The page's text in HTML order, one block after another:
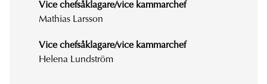
Vice chefsåklagare/vice kammarchef
Mathias Larsson
Vice chefsåklagare/vice kammarchef
Helena Lundström